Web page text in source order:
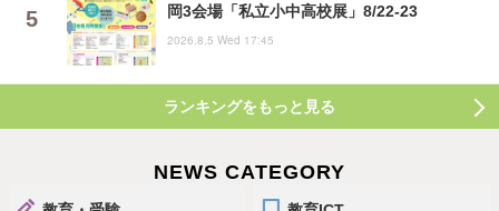
岡3会場「私立小中高校展」8/22-23
2026.8.5 Wed 17:45
ランキングをもっと見る
NEWS CATEGORY